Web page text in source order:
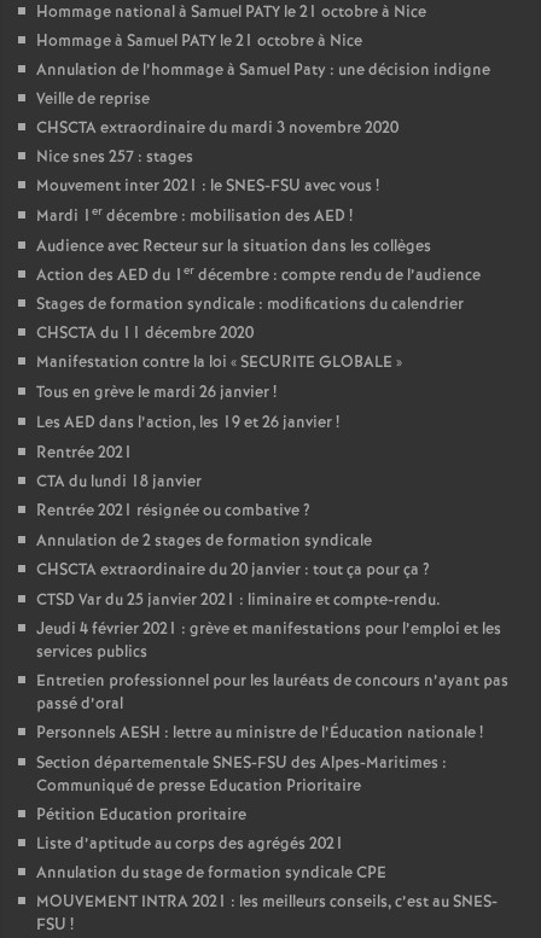
Hommage national à Samuel PATY le 21 octobre à Nice
Hommage à Samuel PATY le 21 octobre à Nice
Annulation de l’hommage à Samuel Paty : une décision indigne
Veille de reprise
CHSCTA extraordinaire du mardi 3 novembre 2020
Nice snes 257 : stages
Mouvement inter 2021 : le SNES-FSU avec vous !
Mardi 1 er décembre : mobilisation des AED !
Audience avec Recteur sur la situation dans les collèges
Action des AED du 1 er décembre : compte rendu de l’audience
Stages de formation syndicale : modifications du calendrier
CHSCTA du 11 décembre 2020
Manifestation contre la loi «SECURITE GLOBALE »
Tous en grève le mardi 26 janvier!
Les AED dans l’action, les 19 et 26 janvier!
Rentrée 2021
CTA du lundi 18 janvier
Rentrée 2021 résignée ou combative?
Annulation de 2 stages de formation syndicale
CHSCTA extraordinaire du 20 janvier : tout ça pour ça ?
CTSD Var du 25 janvier 2021 : liminaire et compte-rendu.
Jeudi 4 février 2021 : grève et manifestations pour l’emploi et les
services publics
Entretien professionnel pour les lauréats de concours n’ayant pas
passé d’oral
Personnels AESH : lettre au ministre de l’Éducation nationale!
Section départementale SNES-FSU des Alpes-Maritimes :
Communiqué de presse Education Prioritaire
Pétition Education proritaire
Liste d’aptitude au corps des agrégés 2021
Annulation du stage de formation syndicale CPE
MOUVEMENT INTRA 2021 : les meilleurs conseils, c’est au SNES-
FSU !